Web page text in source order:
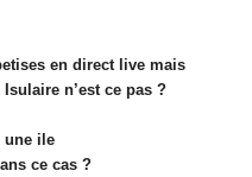
en direct live mais
n’est ce pas ?
une ile
ce cas ?